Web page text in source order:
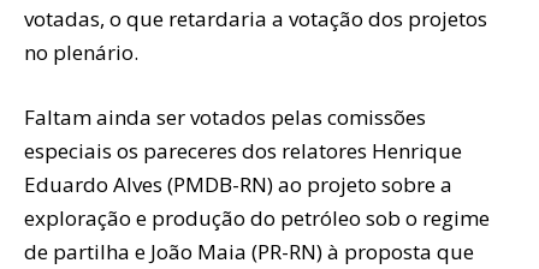
votadas, o que retardaria a votação dos projetos
no plenário.
Faltam ainda ser votados pelas comissões
especiais os pareceres dos relatores Henrique
Eduardo Alves (PMDB-RN) ao projeto sobre a
exploração e produção do petróleo sob o regime
de partilha e João Maia (PR-RN) à proposta que